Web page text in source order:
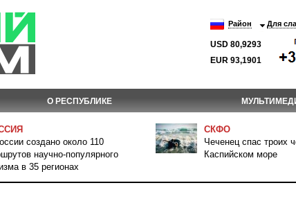
Район Для
USD 80,9293
EUR 93,1901
О РЕСПУБЛИКЕ
создано около 110
научно-популярного
в 35 регионах
СКФО
Чеченец спас троих
Каспийском море